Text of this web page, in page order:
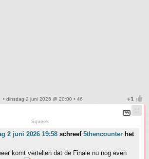
• dinsdag 2 juni 2026 @ 20:00 • 46
Squeek
2 juni 2026 19:58 schreef 5thencounter het
komt vertellen dat de Finale nu nog even